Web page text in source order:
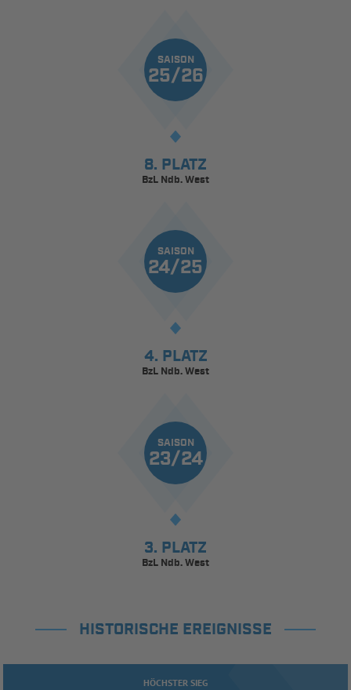
SAISON
25/26
8. PLATZ
BzL Ndb. West
SAISON
24/25
4. PLATZ
BzL Ndb. West
SAISON
23/24
3. PLATZ
BzL Ndb. West
HISTORISCHE EREIGNISSE
HÖCHSTER SIEG